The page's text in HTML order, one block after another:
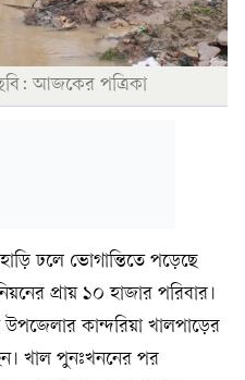
আজকের পত্রিকা
ঢলে ভোগান্তিতে পড়েছে
প্রায় ১০ হাজার পরিবার।
কান্দরিয়া খালপাড়ের
খাল পুনঃখননের পর